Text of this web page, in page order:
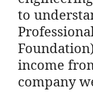
to
income
company